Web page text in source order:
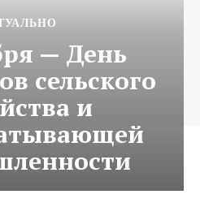
— День
сельского
и